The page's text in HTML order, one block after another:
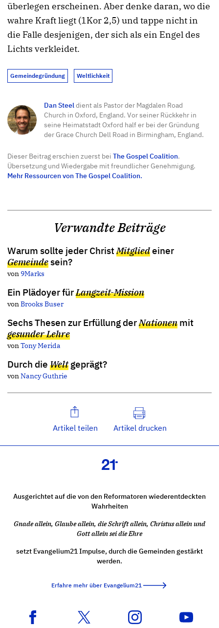
überlegen erscheinen. Aber denke daran, wo die
wahre Kraft liegt (1Kor 2,5) und tappe nicht in
die Falle desjenigen, der sich als ein Engel des
Lichts verkleidet.
Gemeindegründung Weltlichkeit
Dan Steel dient als Pastor der Magdalen Road
Church in Oxford, England. Vor seiner Rückkehr in
seine Heimatstadt Oxford half er bei der Gründung
der Grace Church Dell Road in Birmingham, England.
Dieser Beitrag erschien zuerst bei The Gospel Coalition.
Übersetzung und Wiedergabe mit freundlicher Genehmigung.
Mehr Ressourcen von The Gospel Coalition.
Verwandte Beiträge
Warum sollte jeder ChristMitgliedeiner
Gemeindesein?
von 9Marks
Ein Plädoyer fürLangzeit-Mission
von Brooks Buser
Sechs Thesen zur Erfüllung derNationen mit
gesunder Lehre
von Tony Merida
Durch die Weltgeprägt?
von Nancy Guthrie
Artikel teilen Artikel drucken
Ausgerichtet auf die von den Reformatoren wiederentdeckten
Wahrheiten
Gnade allein, Glaube allein, die Schrift allein, Christus allein und
Gott allein sei die Ehre
setzt Evangelium21 Impulse, durch die Gemeinden gestärkt
werden.
Erfahre mehr über Evangelium21